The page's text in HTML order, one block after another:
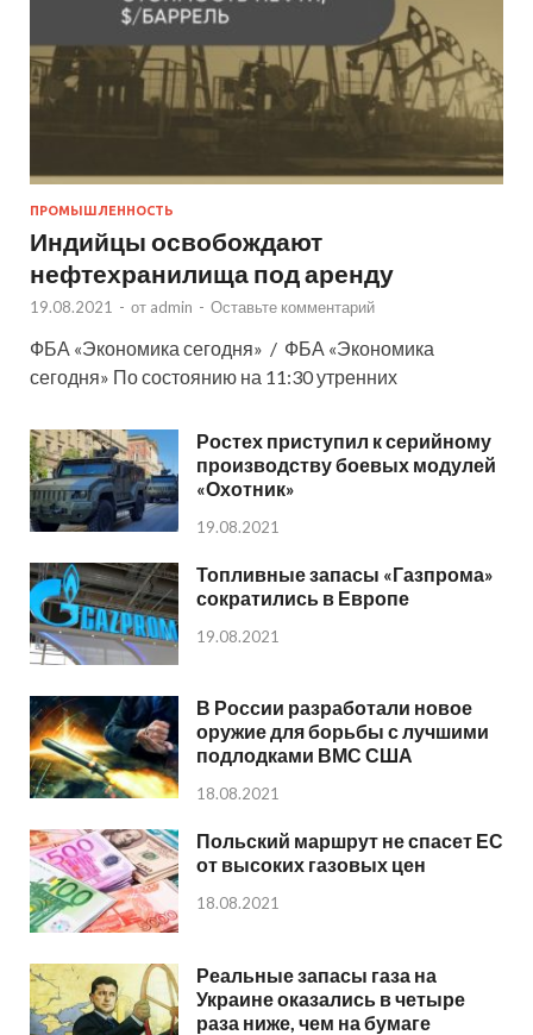
ПРОМЫШЛЕННОСТЬ
Индийцы освобождают
нефтехранилища под аренду
19.08.2021 - от admin - Оставьте комментарий
ФБА «Экономика сегодня» / ФБА «Экономика
сегодня» По состоянию на 11:30 утренних
Ростех приступил к серийному
производству боевых модулей
«Охотник»
19.08.2021
Топливные запасы «Газпрома»
сократились в Европе
19.08.2021
В России разработали новое
оружие для борьбы с лучшими
подлодками ВМС США
18.08.2021
Польский маршрут не спасет ЕС
от высоких газовых цен
18.08.2021
Реальные запасы газа на
Украине оказались в четыре
раза ниже, чем на бумаге